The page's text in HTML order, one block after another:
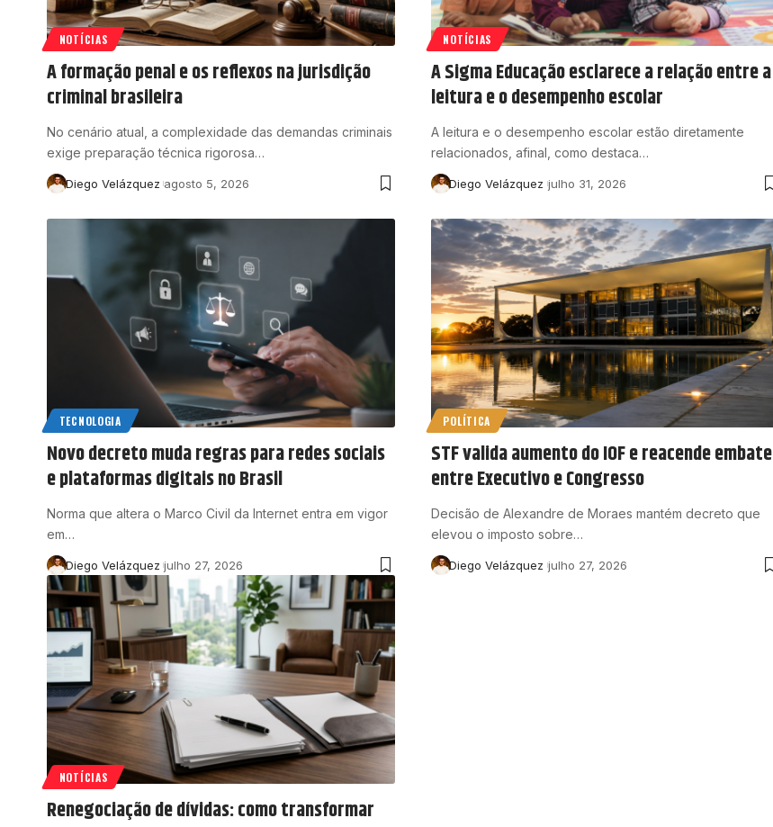
NOTÍCIAS
A formação penal e os reflexos na jurisdição
criminal brasileira
No cenário atual, a complexidade das demandas criminais
exige preparação técnica rigorosa…
Diego Velázquez agosto 5, 2026
NOTÍCIAS
A Sigma Educação esclarece a relação entre a
leitura e o desempenho escolar
A leitura e o desempenho escolar estão diretamente
relacionados, afinal, como destaca…
Diego Velázquez julho 31, 2026
TECNOLOGIA
Novo decreto muda regras para redes sociais
e plataformas digitais no Brasil
Norma que altera o Marco Civil da Internet entra em vigor
em…
Diego Velázquez julho 27, 2026
POLÍTICA
STF valida aumento do IOF e reacende embate
entre Executivo e Congresso
Decisão de Alexandre de Moraes mantém decreto que
elevou o imposto sobre…
Diego Velázquez julho 27, 2026
NOTÍCIAS
Renegociação de dívidas: como transformar